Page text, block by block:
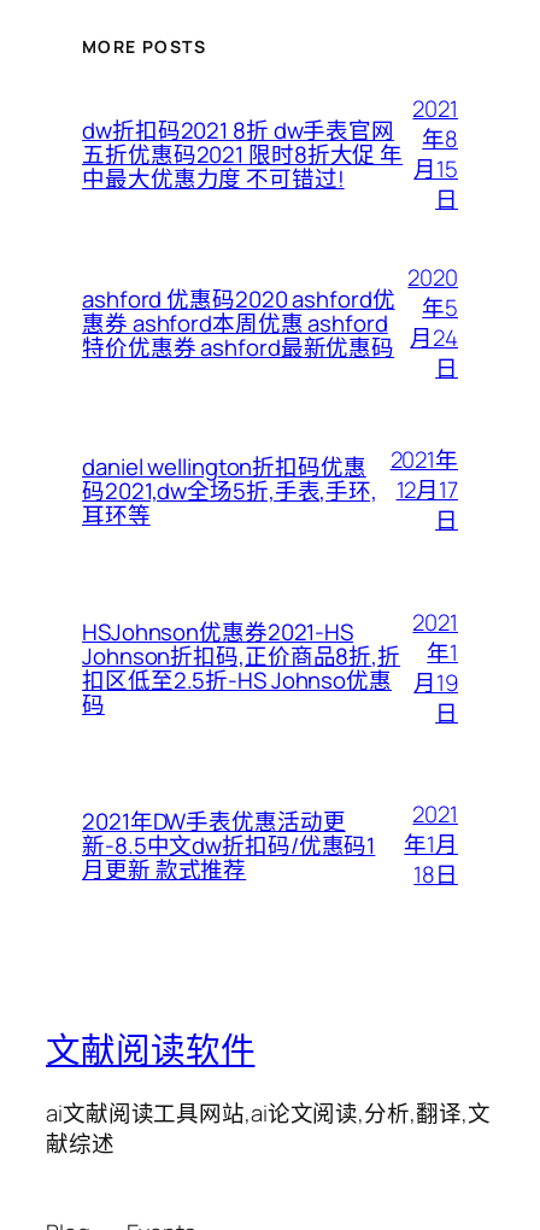
MORE POSTS
dw折扣码2021 8折 dw手表官网
五折优惠码2021 限时8折大促 年
中最大优惠力度 不可错过!
2021
年8
月15
日
ashford 优惠码2020 ashford优
惠券 ashford本周优惠 ashford
特价优惠券 ashford最新优惠码
2020
年5
月24
日
daniel wellington折扣码优惠
码2021,dw全场5折,手表,手环,
耳环等
2021年
12月17
日
HSJohnson优惠券2021-HS
Johnson折扣码,正价商品8折,折
扣区低至2.5折-HS Johnso优惠
码
2021
年1
月19
日
2021年DW手表优惠活动更
新-8.5中文dw折扣码/优惠码1
月更新 款式推荐
2021
年1月
18日
文献阅读软件
ai文献阅读工具网站,ai论文阅读,分析,翻译,文
献综述